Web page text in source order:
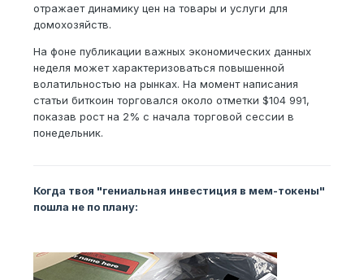
отражает динамику цен на товары и услуги для
домохозяйств.
На фоне публикации важных экономических данных
неделя может характеризоваться повышенной
волатильностью на рынках. На момент написания
статьи биткоин торговался около отметки $104 991,
показав рост на 2% с начала торговой сессии в
понедельник.
Когда твоя "гениальная инвестиция в мем-токены"
пошла не по плану: